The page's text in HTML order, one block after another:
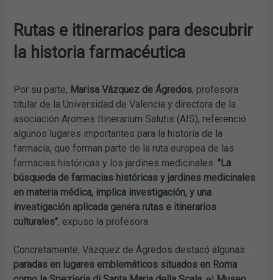
Rutas e itinerarios para descubrir
la historia farmacéutica
Por su parte, Marisa Vázquez de Ágredos, profesora
titular de la Universidad de Valencia y directora de la
asociación Aromes Itinerarium Salutis (AIS), referenció
algunos lugares importantes para la historia de la
farmacia, que forman parte de la ruta europea de las
farmacias históricas y los jardines medicinales. "La
búsqueda de farmacias históricas y jardines medicinales
en materia médica, implica investigación, y una
investigación aplicada genera rutas e itinerarios
culturales", expuso la profesora.
Concretamente, Vázquez de Ágredos destacó algunas
paradas en lugares emblemáticos situados en Roma